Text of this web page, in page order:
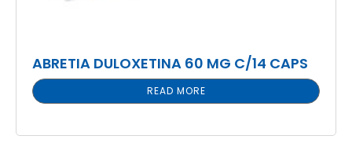
ABRETIA DULOXETINA 60 MG C/14 CAPS
READ MORE